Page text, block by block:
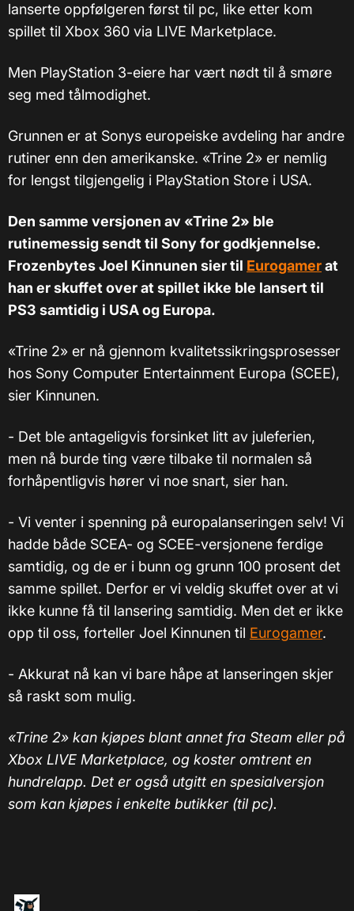
lanserte oppfølgeren først til pc, like etter kom
spillet til Xbox 360 via LIVE Marketplace.
Men PlayStation 3-eiere har vært nødt til å smøre
seg med tålmodighet.
Grunnen er at Sonys europeiske avdeling har andre
rutiner enn den amerikanske. «Trine 2» er nemlig
for lengst tilgjengelig i PlayStation Store i USA.
Den samme versjonen av «Trine 2» ble
rutinemessig sendt til Sony for godkjennelse.
Frozenbytes Joel Kinnunen sier til Eurogamerat
han er skuffet over at spillet ikke ble lansert til
PS3 samtidig i USA og Europa.
«Trine 2» er nå gjennom kvalitetssikringsprosesser
hos Sony Computer Entertainment Europa (SCEE),
sier Kinnunen.
- Det ble antageligvis forsinket litt av juleferien,
men nå burde ting være tilbake til normalen så
forhåpentligvis hører vi noe snart, sier han.
- Vi venter i spenning på europalanseringen selv! Vi
hadde både SCEA- og SCEE-versjonene ferdige
samtidig, og de er i bunn og grunn 100 prosent det
samme spillet. Derfor er vi veldig skuffet over at vi
ikke kunne få til lansering samtidig. Men det er ikke
opp til oss, forteller Joel Kinnunen til Eurogamer.
- Akkurat nå kan vi bare håpe at lanseringen skjer
så raskt som mulig.
«Trine 2» kan kjøpes blant annet fra Steam eller på
Xbox LIVE Marketplace, og koster omtrent en
hundrelapp. Det er også utgitt en spesialversjon
som kan kjøpes i enkelte butikker (til pc).